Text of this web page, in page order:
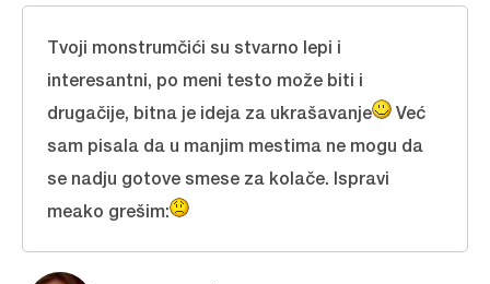
Tvoji monstrumčići su stvarno lepi i
interesantni, po meni testo može biti i
drugačije, bitna je ideja za ukrašavanje
Već
sam pisala da u manjim mestima ne mogu da
se nadju gotove smese za kolače. Ispravi
meako grešim: